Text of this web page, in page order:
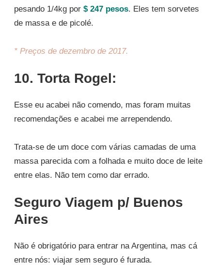
pesando 1/4kg por $ 247 pesos. Eles tem sorvetes
de massa e de picolé.
* Preços de dezembro de 2017.
10. Torta Rogel:
Esse eu acabei não comendo, mas foram muitas
recomendações e acabei me arrependendo.
Trata-se de um doce com várias camadas de uma
massa parecida com a folhada e muito doce de leite
entre elas. Não tem como dar errado.
Seguro Viagem p/ Buenos
Aires
Não é obrigatório para entrar na Argentina, mas cá
entre nós: viajar sem seguro é furada.